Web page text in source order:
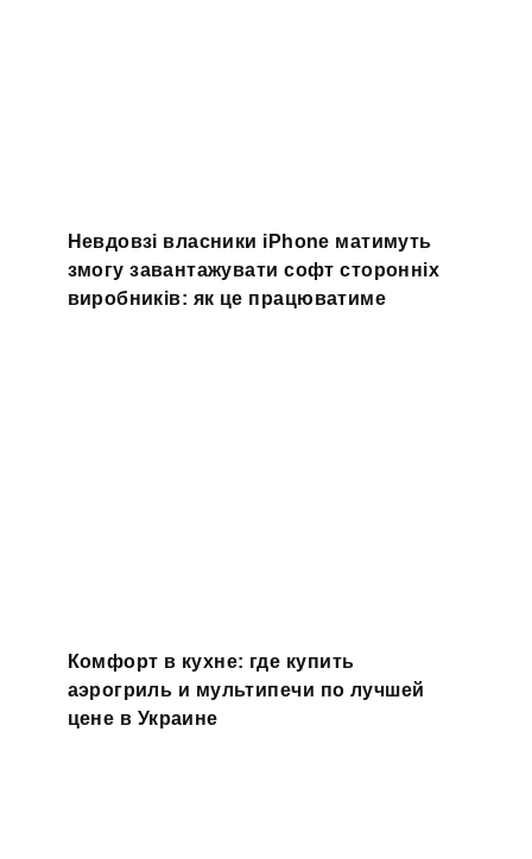
Невдовзі власники iPhone матимуть
змогу завантажувати софт сторонніх
виробників: як це працюватиме
Комфорт в кухне: где купить
аэрогриль и мультипечи по лучшей
цене в Украине